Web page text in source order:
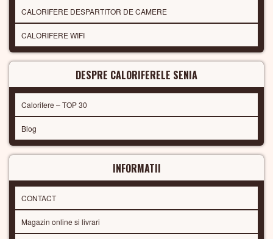
CALORIFERE DESPARTITOR DE CAMERE
CALORIFERE WIFI
DESPRE CALORIFERELE SENIA
Calorifere – TOP 30
Blog
INFORMATII
CONTACT
Magazin online si livrari